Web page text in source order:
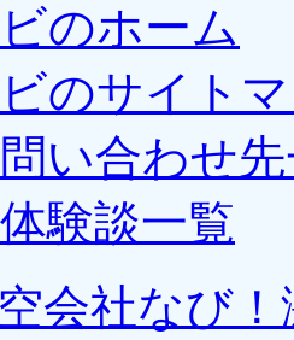
のホーム
のサイト
い合わせ
験談一覧
会社なび